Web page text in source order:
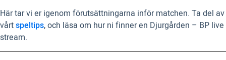
Här tar vi er igenom förutsättningarna inför matchen. Ta del av
vårtspeltips, och läsa om hur ni finner en Djurgården – BP live
stream.